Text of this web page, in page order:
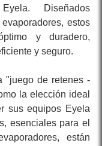
Diseñados
estos
y duradero,
y seguro.
"juego de retenes -
la elección ideal
sus equipos Eyela
esenciales para el
están